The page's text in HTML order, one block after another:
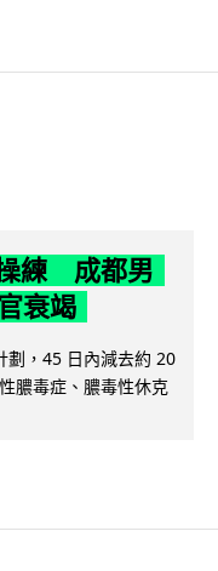
練 成都男
衰竭
劃，45 日內減去約 20
膿毒症、膿毒性休克